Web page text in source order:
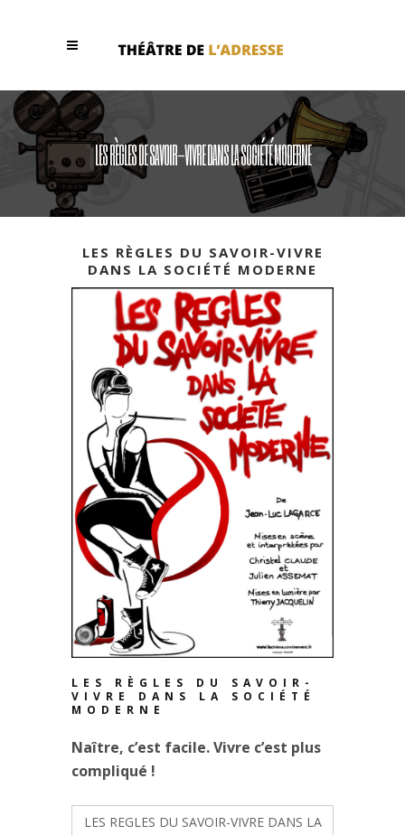
LES RÈGLES DE SAVOIR-VIVRE DANS LA SOCIÉTÉ MODERNE
LES RÈGLES DU SAVOIR-VIVRE
DANS LA SOCIÉTÉ MODERNE
LES RÈGLES DU SAVOIR-
VIVRE DANS LA SOCIÉTÉ
MODERNE
Naître, c’est facile. Vivre c’est plus
compliqué !
LES REGLES DU SAVOIR-VIVRE DANS LA